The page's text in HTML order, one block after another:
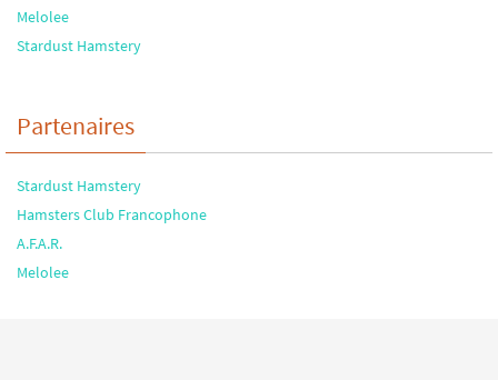
Melolee
Stardust Hamstery
Partenaires
Stardust Hamstery
Hamsters Club Francophone
A.F.A.R.
Melolee